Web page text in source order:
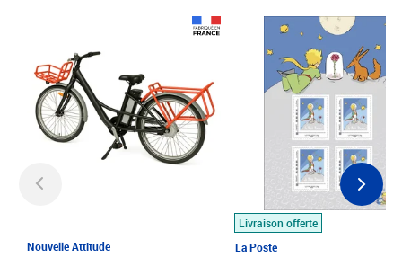
Nouvelle Attitude
Livraison offerte
La Poste
Prix 7,50€